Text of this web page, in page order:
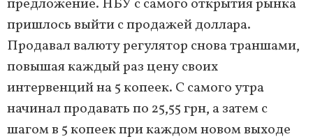
предложение. НБУ с самого открытия рынка
пришлось выйти с продажей доллара.
Продавал валюту регулятор снова траншами,
повышая каждый раз цену своих
интервенций на 5 копеек. С самого утра
начинал продавать по 25,55 грн, а затем с
шагом в 5 копеек при каждом новом выходе